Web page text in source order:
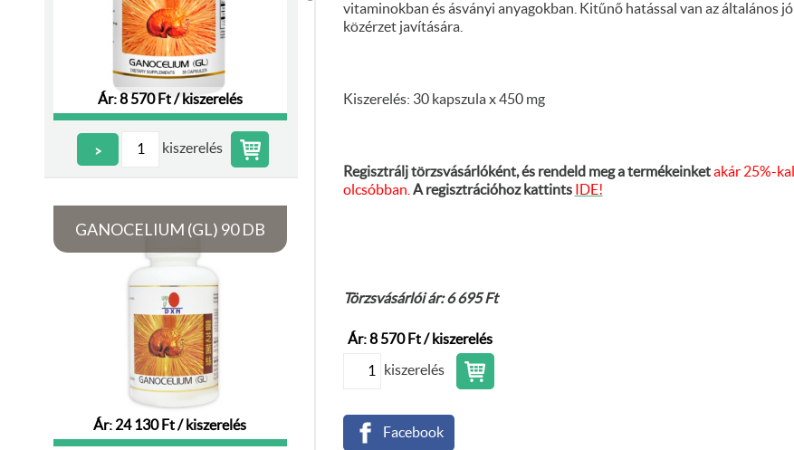
Ár: 8 570 Ft / kiszerelés
> kiszerelés
GANOCELIUM (GL) 90 DB
Ár: 24 130 Ft / kiszerelés
vitaminokban és ásványi anyagokban. Kitűnő hatással van az általános jó
közérzet javítására.
Kiszerelés: 30 kapszula x 450 mg
Regisztrálj törzsvásárlóként, és rendeld meg a termékeinketakár 25%-kal
olcsóbban. A regisztrációhoz kattints IDE!
Törzsvásárlói ár: 6 695 Ft
Ár: 8 570 Ft / kiszerelés
kiszerelés
Facebook